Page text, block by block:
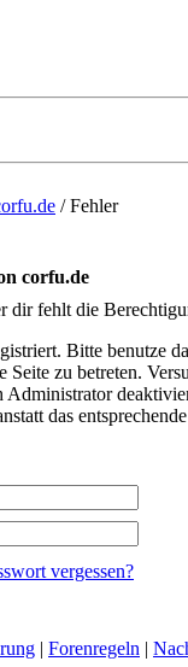
/Fehler
corfu.de
fehlt die
Bitte benutze
zu betreten.
das
vergessen?
| Forenregeln |